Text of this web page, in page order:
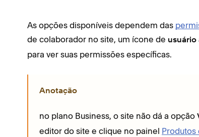
As opções disponíveis dependem das
de colaborador no site, um ícone de usuário
para ver suas permissões específicas.
Anotação
no plano Business, o site não dá a opção
editor do site e clique no painel Produtos